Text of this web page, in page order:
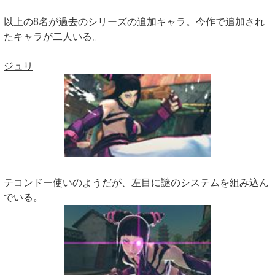
以上の8名が過去のシリーズの追加キャラ。今作で追加され
たキャラが二人いる。
ジュリ
テコンドー使いのようだが、左目に謎のシステムを組み込ん
でいる。